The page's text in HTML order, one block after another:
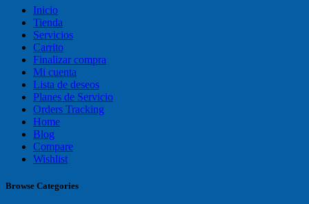
Inicio
Tienda
Servicios
Carrito
Finalizar compra
Mi cuenta
Lista de deseos
Planes de Servicio
Orders Tracking
Home
Blog
Compare
Wishlist
Browse Categories